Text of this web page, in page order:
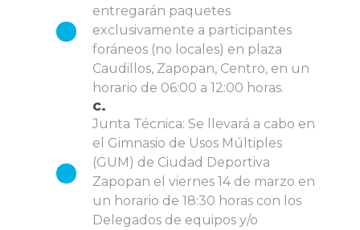
entregarán paquetes
exclusivamente a participantes
foráneos (no locales) en plaza
Caudillos, Zapopan, Centro, en un
horario de 06:00 a 12:00 horas.
c.
Junta Técnica: Se llevará a cabo en
el Gimnasio de Usos Múltiples
(GUM) de Ciudad Deportiva
Zapopan el viernes 14 de marzo en
un horario de 18:30 horas con los
Delegados de equipos y/o